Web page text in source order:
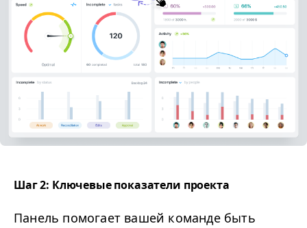
Шаг 2: Ключевые показатели проекта
Панель помогает вашей команде быть